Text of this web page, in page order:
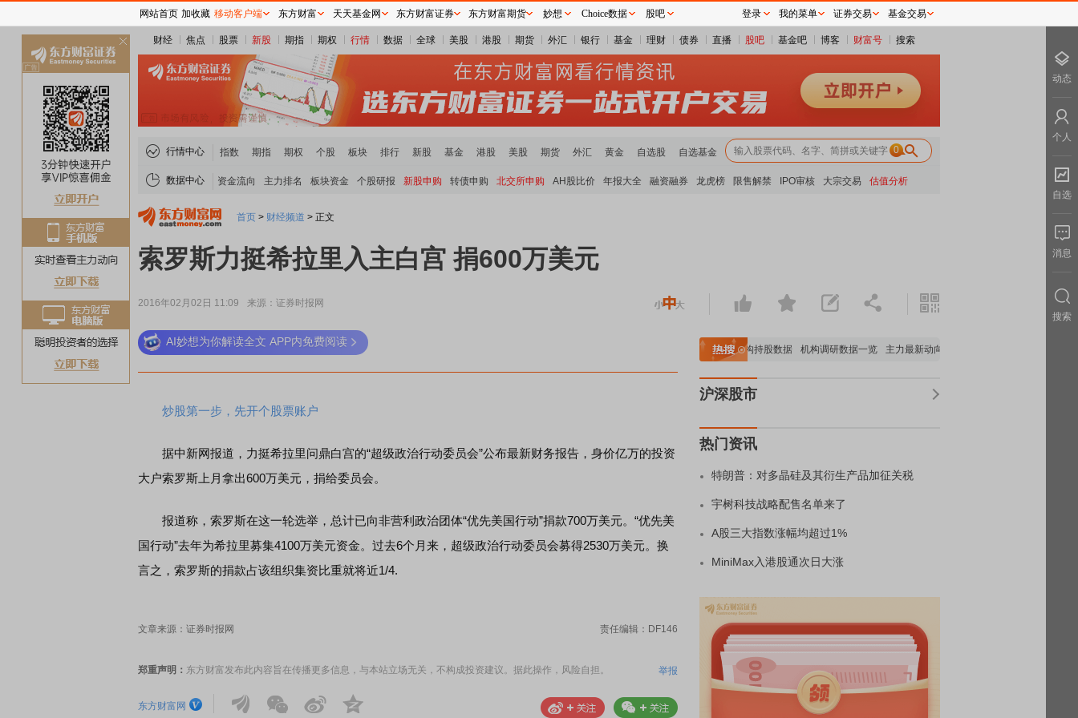
财经 焦点 股票 新股 期指 期权 行情 数据 全球 美股 港股 期货 外汇 银行 基金 理财 债券 直播 股吧 基金吧 博客 财富号 搜索
行情中心 指数 期指 期权 个股 板块 排行 新股 基金 港股 美股 期货 外汇 黄金 自选股 自选基金 0
数据中心 资金流向 主力排名 板块资金 个股研报 新股申购 转债申购 北交所申购 AH股比价 年报大全 融资融券 龙虎榜 限售解禁 IPO审核 大宗交易 估值分析
首页 > 财经频道 > 正文
索罗斯力挺希拉里入主白宫 捐600万美元
2016年02月02日 11:09 来源：证券时报网
AI妙想为你解读全文 APP内免费阅读
炒股第一步，先开个股票账户
据中新网报道，力挺希拉里问鼎白宫的“超级政治行动委员会”公布最新财务报告，身价亿万的投资
大户索罗斯上月拿出600万美元，捐给委员会。
报道称，索罗斯在这一轮选举，总计已向非营利政治团体“优先美国行动”捐款700万美元。“优先美
国行动”去年为希拉里募集4100万美元资金。过去6个月来，超级政治行动委员会募得2530万美元。换
言之，索罗斯的捐款占该组织集资比重就将近1/4.
文章来源：证券时报网 责任编辑：DF146
郑重声明： 东方财富发布此内容旨在传播更多信息，与本站立场无关，不构成投资建议。据此操作，风险自担。 举报
东方财富网
稀土板块领涨 重要机构持股数据 机构调研数据一览 主力最新动向
沪深股市
热门资讯
特朗普：对多晶硅及其衍生产品加征关税
宇树科技战略配售名单来了
A股三大指数涨幅均超过1%
MiniMax入港股通次日大涨
网站首页 加收藏 移动客户端 东方财富 天天基金网 东方财富证券 东方财富期货 妙想 Choice数据 股吧 登录 我的菜单 证券交易 基金交易
动态
个人
自选
消息
搜索
关